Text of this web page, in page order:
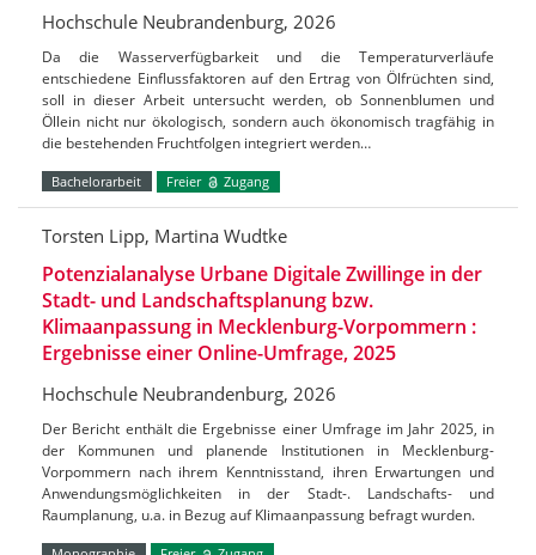
Hochschule Neubrandenburg, 2026
Da die Wasserverfügbarkeit und die Temperaturverläufe
entschiedene Einflussfaktoren auf den Ertrag von Ölfrüchten sind,
soll in dieser Arbeit untersucht werden, ob Sonnenblumen und
Öllein nicht nur ökologisch, sondern auch ökonomisch tragfähig in
die bestehenden Fruchtfolgen integriert werden…
Bachelorarbeit Freier Zugang
Torsten Lipp, Martina Wudtke
Potenzialanalyse Urbane Digitale Zwillinge in der
Stadt- und Landschaftsplanung bzw.
Klimaanpassung in Mecklenburg-Vorpommern :
Ergebnisse einer Online-Umfrage, 2025
Hochschule Neubrandenburg, 2026
Der Bericht enthält die Ergebnisse einer Umfrage im Jahr 2025, in
der Kommunen und planende Institutionen in Mecklenburg-
Vorpommern nach ihrem Kenntnisstand, ihren Erwartungen und
Anwendungsmöglichkeiten in der Stadt-. Landschafts- und
Raumplanung, u.a. in Bezug auf Klimaanpassung befragt wurden.